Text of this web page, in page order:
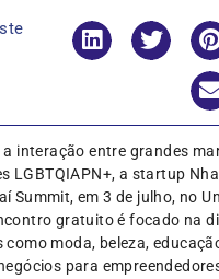
interação entre grandes
LGBTQIAPN+, a startup
Summit, em 3 de julho, no
gratuito é focado na
moda, beleza,
para